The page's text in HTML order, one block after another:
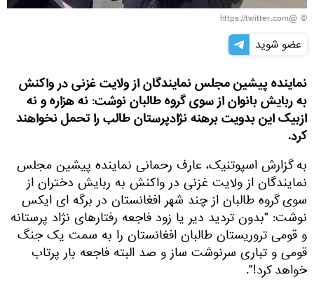
© @https://twitter.com
عضو شوید
نماینده پیشین مجلس نمایندگان از ولایت غزنی در واکنش
به ربایش بانوان از سوی گروه طالبان نوشت: نه هزاره و نه
ازبیک این بدویت برهنه نژادپرستان طالب را تحمل نخواهند
کرد.
به گزارش اسپوتنیک، عارف رحمانی نماینده پیشین مجلس
نمایندگان از ولایت غزنی در واکنش به ربایش دختران از
سوی گروه طالبان از چند شهر افغانستان در برگه ای ایکس
نوشت: "بدون تردید دیر یا زود فاجعه رفتارهای نژاد پرستانه
و قومی تروریستان طالبان افغانستان را به سمت یک جنگ‌
قومی و تباری سرنوشت ساز و صد البته فاجعه بار پرتاب
خواهد کرد!".